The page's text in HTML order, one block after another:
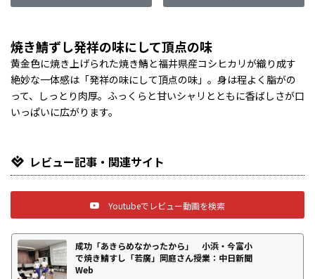
焼き鯖ずし発祥の味にして頂点の味
黄金色に焼き上げられた焼き鯖と福井県産コシヒカリが織り成す
絶妙な一体感は「発祥の味にして頂点の味」。身は程よく脂がの
って、しっとり肉厚。ふっくらと甘いシャリとともに香ばしさが口
いっぱいに広がります。
レビュー記事・関連サイト
Youtubeでレビュー動画を検索
成功「あきらめなかったから」 小浜・今富小
で焼き鯖すし「若廣」岡庭さん授業：中日新聞
Web